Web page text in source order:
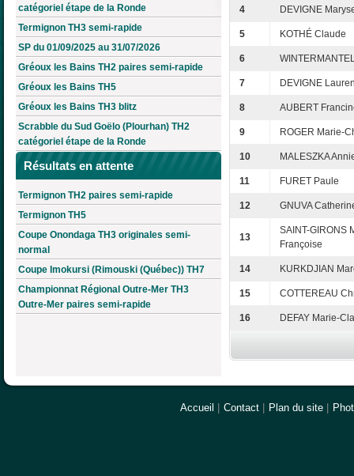
catégoriel étape de la Ronde
Termignon TH3 semi-rapide
SP du 01/09/2025 au 31/07/2026
Gréoux les Bains TH2 paires semi-rapide
Gréoux les Bains TH5
Gréoux les Bains TH3 blitz
Scrabble du Sud Goëlo (Plourhan) TH2
catégoriel étape de la Ronde
Résultats en attente
Termignon TH2 paires semi-rapide
Termignon TH5
Coupe Onondaga TH3 originales semi-
normal
Coupe Imokursi (Rimouski (Québec)) TH7
Championnat Régional Outre-Mer TH3
Outre-Mer paires semi-rapide
4 DEVIGNE
5 KOTHÉ Claude
6
7 DEVIGNE
8 AUBERT
9 ROGER Marie-
10 MALESZKA
11 FURET Paule
12 GNUVA
13
SAINT-GIRONS
Françoise
14 KURKDJIAN
15 COTTEREAU
16 DEFAY Marie-
Accueil Contact Plan du site